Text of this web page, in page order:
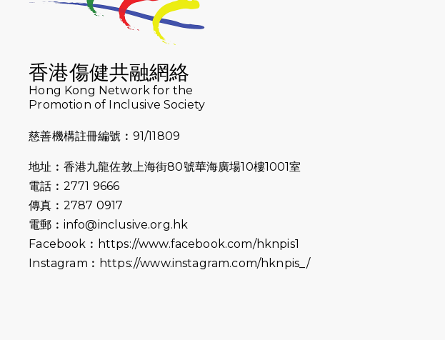
香港傷健共融網絡
Hong Kong Network for the
Promotion of Inclusive Society
慈善機構註冊編號︰91/11809
地址︰香港九龍佐敦上海街80號華海廣場10樓1001室
電話︰2771 9666
傳真︰2787 0917
電郵︰ info@inclusive.org.hk
Facebook︰ https://www.facebook.com/hknpis1
Instagram︰ https://www.instagram.com/hknpis_/